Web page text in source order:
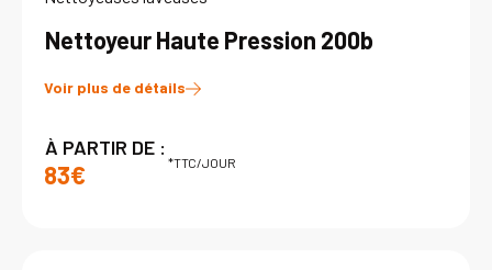
Nettoyeur Haute Pression 200b
Voir plus de détails
À PARTIR DE :
83€ *TTC/JOUR